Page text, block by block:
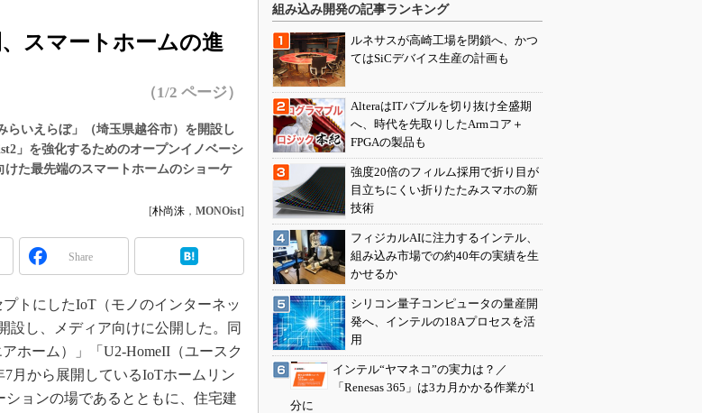
FRONTIER
ものづくりワールド
組み込み画像技術
ISO26262
無償設計ツール
S＆OP
イノベーション
メイドインジャパン
植物工場
スマートホームの進
（1/2 ページ）
いえらぼ」（埼玉県越谷市）を開設し
」を強化するためのオープンイノベーシ
た最先端のスマートホームのショーケ
[朴尚洙 ， MONOist]
Share
トにしたIoT（モノのインターネッ
設し、メディア向けに公開した。同
ホーム）」「U2-HomeII（ユースク
月から展開しているIoTホームリン
ションの場であるとともに、住宅建
組み込み開発の記事ランキング
ルネサスが高崎工場を閉鎖へ、かつ
てはSiCデバイス生産の計画も
AlteraはITバブルを切り抜け全盛期
へ、時代を先取りしたArmコア＋
FPGAの製品も
強度20倍のフィルム採用で折り目が
目立ちにくい折りたたみスマホの新
技術
フィジカルAIに注力するインテル、
組み込み市場での約40年の実績を生
かせるか
シリコン量子コンピュータの量産開
発へ、インテルの18Aプロセスを活
用
インテル“ヤマネコ”の実力は？／
「Renesas 365」は3カ月かかる作業が1
分に